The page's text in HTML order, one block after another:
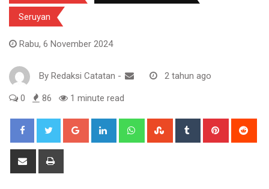
Seruyan
Rabu, 6 November 2024
By Redaksi Catatan - 2 tahun ago
0 86 1 minute read
Google+ LinkedIn WhatsappStumbleUpon
Tumblr Pinterest
Share